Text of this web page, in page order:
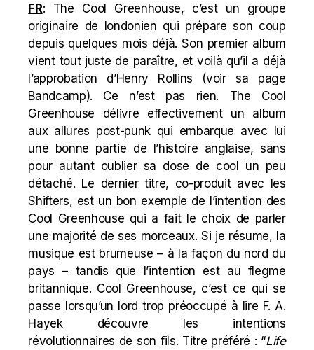
FR: The Cool Greenhouse, c’est un groupe
originaire de londonien qui prépare son coup
depuis quelques mois déjà. Son premier album
vient tout juste de paraître, et voilà qu’il a déjà
l’approbation d’Henry Rollins (voir sa page
Bandcamp). Ce n’est pas rien. The Cool
Greenhouse délivre effectivement un album
aux allures post-punk qui embarque avec lui
une bonne partie de l’histoire anglaise, sans
pour autant oublier sa dose de cool un peu
détaché. Le dernier titre, co-produit avec les
Shifters, est un bon exemple de l’intention des
Cool Greenhouse qui a fait le choix de parler
une majorité de ses morceaux. Si je résume, la
musique est brumeuse – à la façon du nord du
pays – tandis que l’intention est au flegme
britannique. Cool Greenhouse, c’est ce qui se
passe lorsqu’un lord trop préoccupé à lire F. A.
Hayek découvre les intentions
révolutionnaires de son fils. Titre préféré : “Life